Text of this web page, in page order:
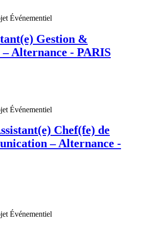
Événementiel
Gestion &
Alternance - PARIS
Événementiel
Chef(fe) de
– Alternance -
Événementiel